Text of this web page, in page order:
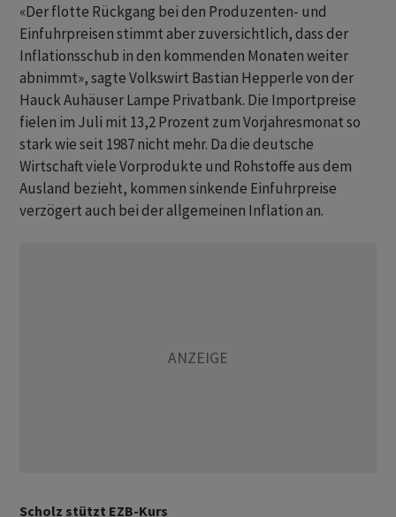
«Der flotte Rückgang bei den Produzenten- und
Einfuhrpreisen stimmt aber zuversichtlich, dass der
Inflationsschub in den kommenden Monaten weiter
abnimmt», sagte Volkswirt Bastian Hepperle von der
Hauck Auhäuser Lampe Privatbank. Die Importpreise
fielen im Juli mit 13,2 Prozent zum Vorjahresmonat so
stark wie seit 1987 nicht mehr. Da die deutsche
Wirtschaft viele Vorprodukte und Rohstoffe aus dem
Ausland bezieht, kommen sinkende Einfuhrpreise
verzögert auch bei der allgemeinen Inflation an.
Scholz stützt EZB-Kurs